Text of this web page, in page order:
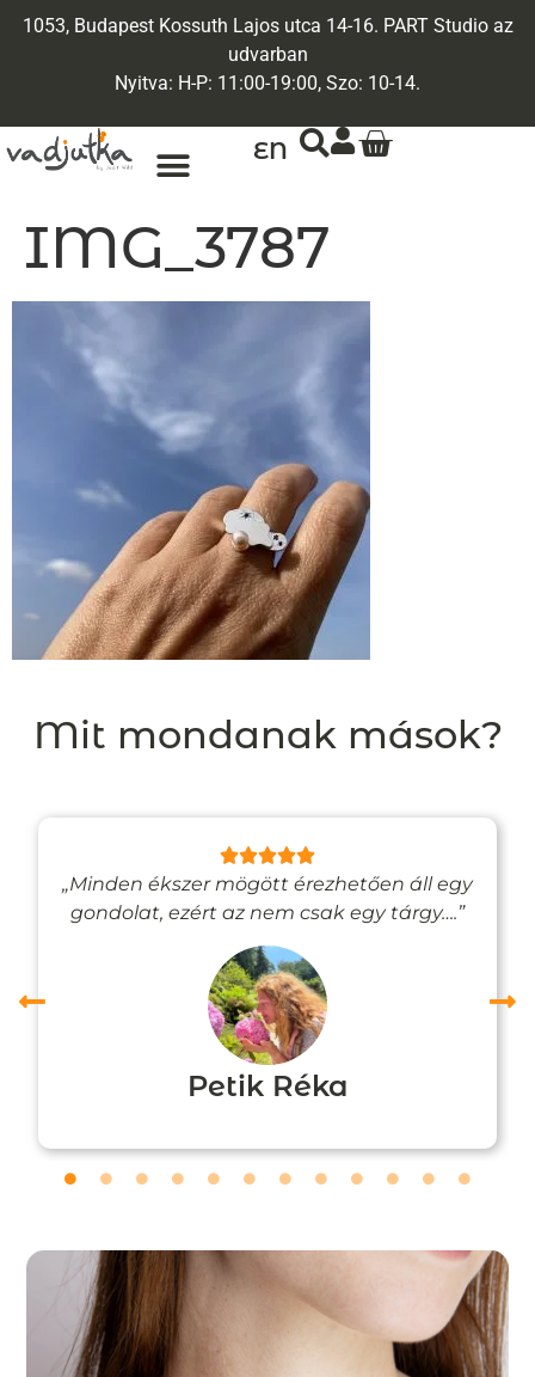
1053, Budapest Kossuth Lajos utca 14-16. PART Studio az
udvarban
Nyitva: H-P: 11:00-19:00, Szo: 10-14.
EN
IMG_3787
Mit mondanak mások?
„Minden ékszer mögött érezhetően áll egy
gondolat, ezért az nem csak egy tárgy….”
Petik Réka